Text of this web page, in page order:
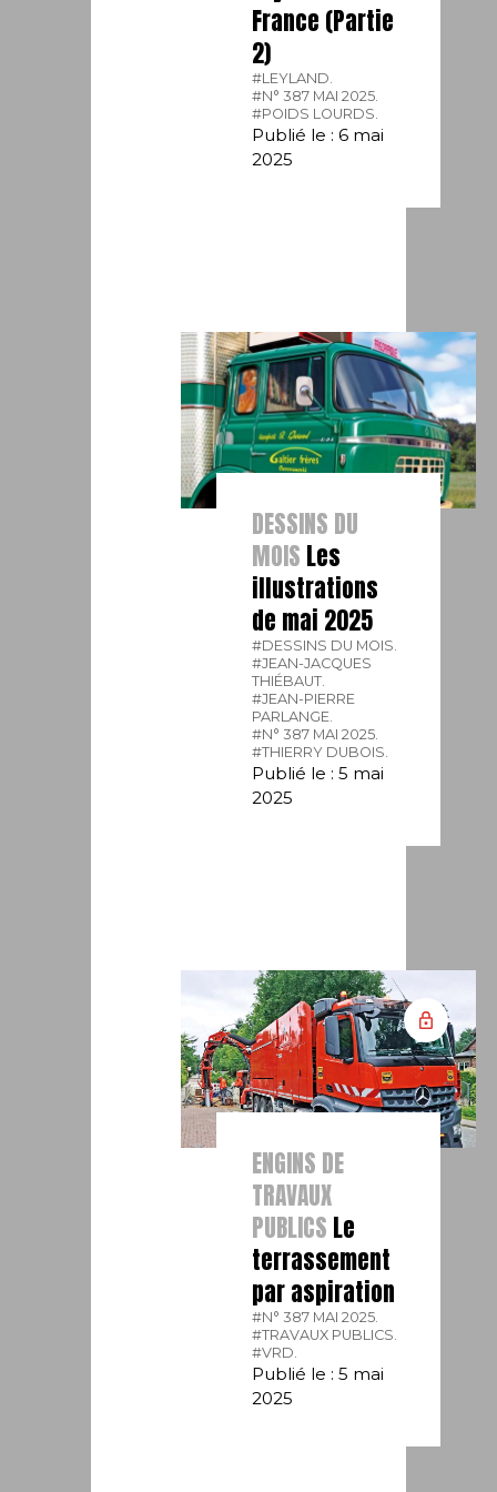
France (Partie
2)
#LEYLAND.
#N° 387 MAI 2025.
#POIDS LOURDS.
Publié le : 6 mai
2025
DESSINS DU
MOIS Les
illustrations
de mai 2025
#DESSINS DU MOIS.
#JEAN-JACQUES
THIÉBAUT.
#JEAN-PIERRE
PARLANGE.
#N° 387 MAI 2025.
#THIERRY DUBOIS.
Publié le : 5 mai
2025
ENGINS DE
TRAVAUX
PUBLICS Le
terrassement
par aspiration
#N° 387 MAI 2025.
#TRAVAUX PUBLICS.
#VRD.
Publié le : 5 mai
2025